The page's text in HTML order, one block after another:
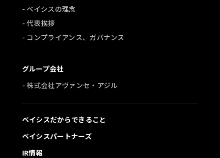
- ベイシスの理念
- 代表挨拶
- コンプライアンス、ガバナンス
グループ会社
- 株式会社アヴァンセ・アジル
ベイシスだからできること
ベイシスパートナーズ
IR情報